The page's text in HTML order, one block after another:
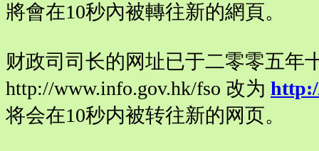
將會在10秒內被轉往新的網頁。
财政司司长的网址已于二零零五年
http://www.info.gov.hk/fso 改为
将会在10秒内被转往新的网页。